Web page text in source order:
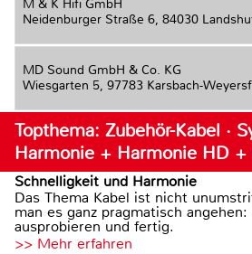
M & K Hifi GmbH
Neidenburger Straße 6, 84030
MD Sound GmbH & Co. KG
Wiesgarten 5, 97783 Karsbach-
Topthema: Zubehör-Kabel ·
Harmonie + Harmonie HD +
Schnelligkeit und Harmonie
Das Thema Kabel ist nicht
man es ganz pragmatisch
ausprobieren und fertig.
>> Mehr erfahren